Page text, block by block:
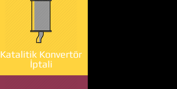
Katalitik Konvertör
İptali